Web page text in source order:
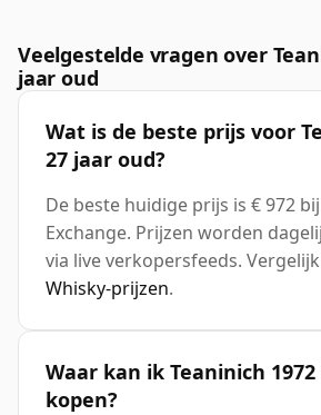
Veelgestelde vragen over
jaar oud
Wat is de beste prijs voor
27 jaar oud?
De beste huidige prijs is € 972
Exchange. Prijzen worden
via live verkopersfeeds.
Whisky-prijzen.
Waar kan ik Teaninich
kopen?